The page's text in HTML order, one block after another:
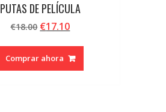
PUTAS DE PELÍCULA
€18.00 El
original
era:
€17.10El
actual
es:
Comprar ahora